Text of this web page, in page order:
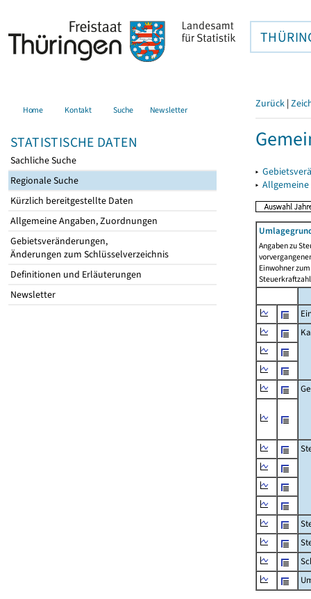
Home Kontakt Suche Newsletter
STATISTISCHE DATEN
Sachliche Suche
Regionale Suche
Kürzlich bereitgestellte Daten
Allgemeine Angaben, Zuordnungen
Gebietsveränderungen,
Änderungen zum Schlüsselverzeichnis
Definitionen und Erläuterungen
Newsletter
Zurück |
▸
▸
Angaben zu
Einwohner